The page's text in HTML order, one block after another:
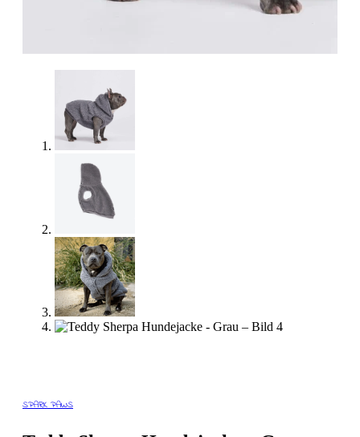
SPARK PAWS